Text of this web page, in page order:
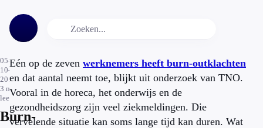
05-
10-
2019
3 min.
leestijd
Burn-
Eén op de zeven werknemers heeft burn-outklachten
en dat aantal neemt toe, blijkt uit onderzoek van TNO.
Vooral in de horeca, het onderwijs en de
gezondheidszorg zijn veel ziekmeldingen. Die
vervelende situatie kan soms lange tijd kan duren. Wat